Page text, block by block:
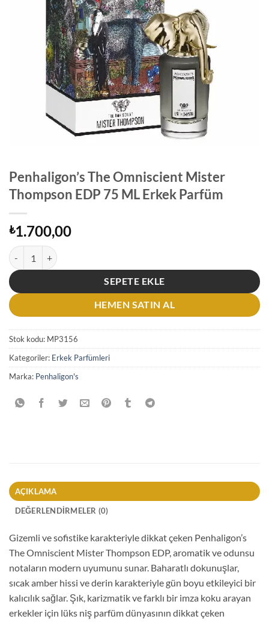
Penhaligon’s The Omniscient Mister
Thompson EDP 75 ML Erkek Parfüm
₺1.700,00
Penhaligon's The Omniscient Mister Thompson EDP 75 ML Erkek
SEPETE EKLE
HEMEN SATIN AL
Stok kodu: MP3156
Kategoriler: Erkek Parfümleri
Marka: Penhaligon's
AÇIKLAMA
DEĞERLENDIRMELER (0)
Gizemli ve sofistike karakteriyle dikkat çeken Penhaligon’s
The Omniscient Mister Thompson EDP, aromatik ve odunsu
notaların modern uyumunu sunar. Baharatlı dokunuşlar,
sıcak amber hissi ve derin karakteriyle gün boyu etkileyici bir
kalıcılık sağlar. Şık, karizmatik ve farklı bir imza koku arayan
erkekler için lüks niş parfüm dünyasının dikkat çeken